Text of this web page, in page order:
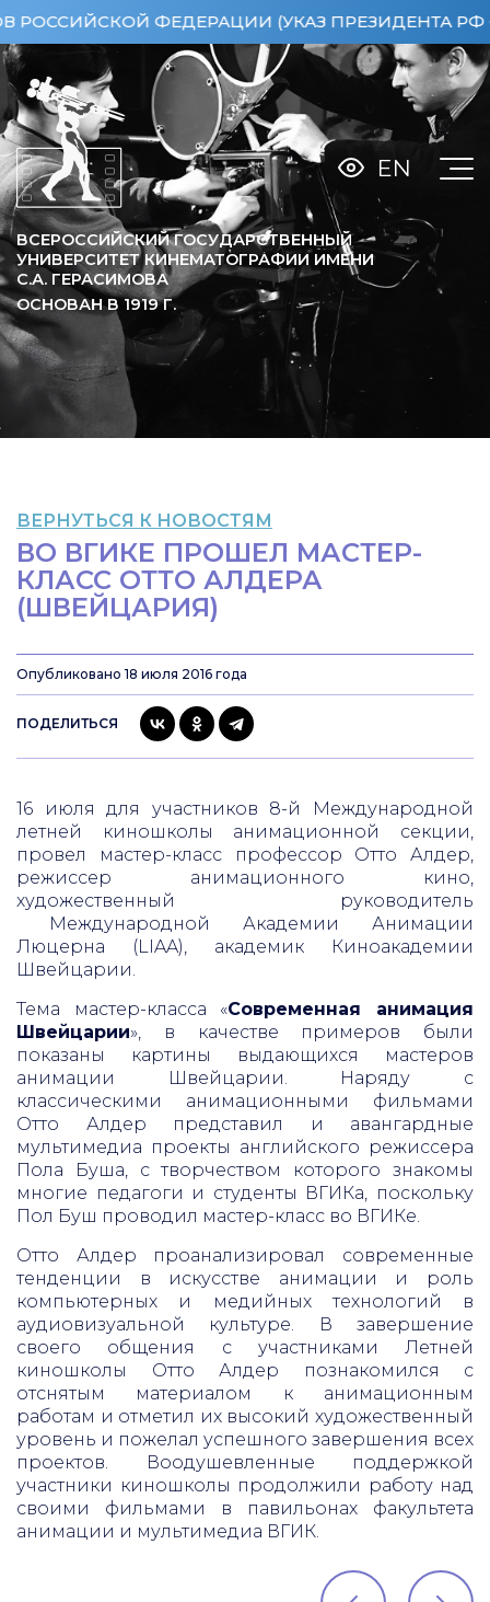
ФЕДЕРАЦИИ (УКАЗ ПРЕЗИДЕНТА РФ ОТ
ВСЕРОССИЙСКИЙ ГОСУДАРСТВЕННЫЙ
УНИВЕРСИТЕТ КИНЕМАТОГРАФИИ ИМЕНИ
С.А. ГЕРАСИМОВА
ОСНОВАН В 1919Г.
EN
ВЕРНУТЬСЯ К НОВОСТЯМ
ВО ВГИКЕ ПРОШЕЛ МАСТЕР-
КЛАСС ОТТО АЛДЕРА
(ШВЕЙЦАРИЯ)
Опубликовано 18 июля 2016 года
ПОДЕЛИТЬСЯ
16 июля для участников 8-й Международной
летней киношколы анимационной секции,
провел мастер-класс профессор Отто Алдер,
режиссер анимационного кино,
художественный руководитель
Международной Академии Анимации
Люцерна (LIAA), академик Киноакадемии
Швейцарии.
Тема мастер-класса «Современная анимация
Швейцарии», в качестве примеров были
показаны картины выдающихся мастеров
анимации Швейцарии. Наряду с
классическими анимационными фильмами
Отто Алдер представил и авангардные
мультимедиа проекты английского режиссера
Пола Буша, с творчеством которого знакомы
многие педагоги и студенты ВГИКа, поскольку
Пол Буш проводил мастер-класс во ВГИКе.
Отто Алдер проанализировал современные
тенденции в искусстве анимации и роль
компьютерных и медийных технологий в
аудиовизуальной культуре. В завершение
своего общения с участниками Летней
киношколы Отто Алдер познакомился с
отснятым материалом к анимационным
работам и отметил их высокий художественный
уровень и пожелал успешного завершения всех
проектов. Воодушевленные поддержкой
участники киношколы продолжили работу над
своими фильмами в павильонах факультета
анимации и мультимедиа ВГИК.